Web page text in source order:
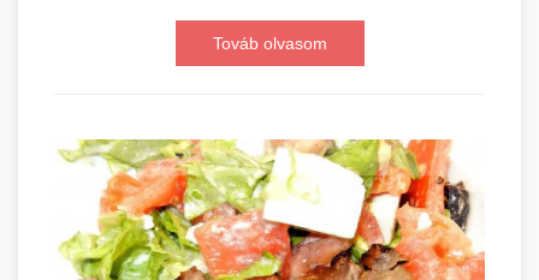
Továb olvasom